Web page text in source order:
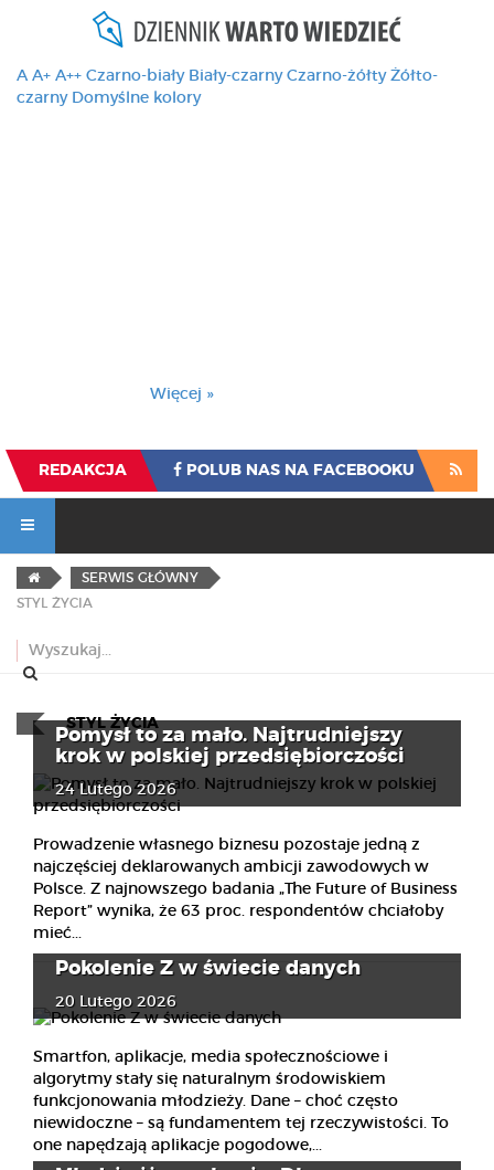
A A+ A++ Czarno-biały Biały-czarny Czarno-żółty Żółto-
czarny Domyślne kolory
Więcej »
REDAKCJA POLUB NAS NA FACEBOOKU
SERWIS GŁÓWNY
STYL ŻYCIA
STYL ŻYCIA
Pomysł to za mało. Najtrudniejszy
krok w polskiej przedsiębiorczości
24 Lutego 2026
Prowadzenie własnego biznesu pozostaje jedną z
najczęściej deklarowanych ambicji zawodowych w
Polsce. Z najnowszego badania „The Future of Business
Report” wynika, że 63 proc. respondentów chciałoby
mieć...
Pokolenie Z w świecie danych
20 Lutego 2026
Smartfon, aplikacje, media społecznościowe i
algorytmy stały się naturalnym środowiskiem
funkcjonowania młodzieży. Dane – choć często
niewidoczne – są fundamentem tej rzeczywistości. To
one napędzają aplikacje pogodowe,...